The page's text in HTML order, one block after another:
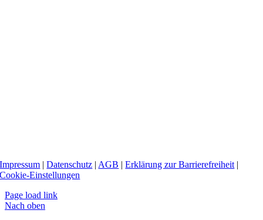
Impressum |Datenschutz | AGB |Erklärung zur Barrierefreiheit |
Cookie-Einstellungen
Page load link
Nach oben